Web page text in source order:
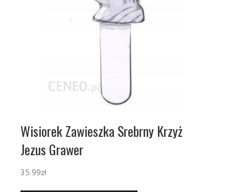
Wisiorek Zawieszka Srebrny Krzyż
Jezus Grawer
35.99zł